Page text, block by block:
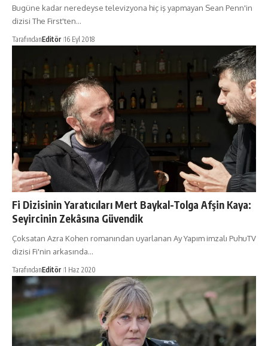
Bugüne kadar neredeyse televizyona hiç iş yapmayan Sean Penn'in
dizisi The First'ten…
TarafındanEditör 16 Eyl 2018
Fi Dizisinin Yaratıcıları Mert Baykal-Tolga Afşin Kaya:
Seyircinin Zekâsına Güvendik
Çoksatan Azra Kohen romanından uyarlanan Ay Yapım imzalı PuhuTV
dizisi Fi'nin arkasında…
TarafındanEditör 1 Haz 2020